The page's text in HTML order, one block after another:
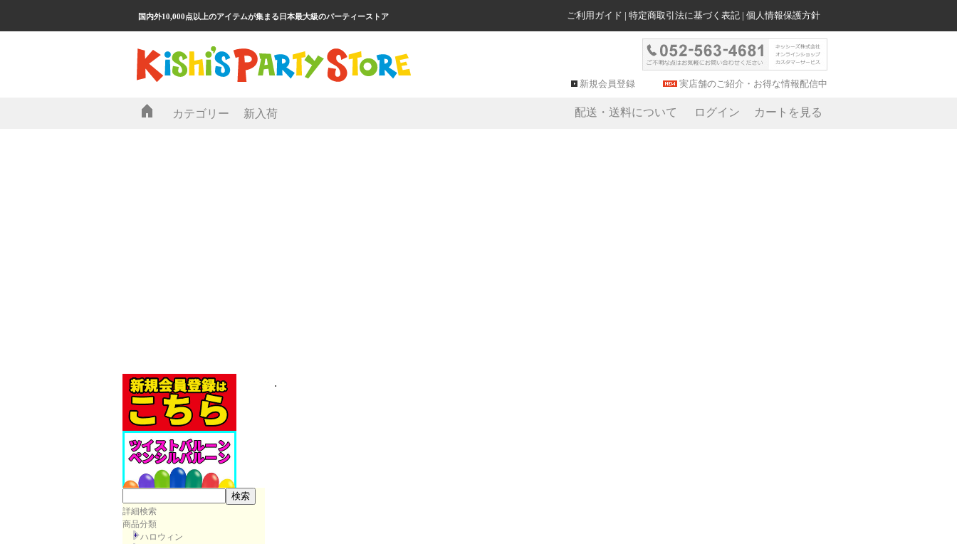
国内外10,000点以上のアイテムが集まる日本最大級のパーティーストア ご利用ガイド | 特定商取引法に基づく表記 | 個人情報保護方針
新規会員登録 実店舗のご紹介・お得な情報配信中
カテゴリー 新入荷 配送・送料について ログイン カートを見る
詳細検索
商品分類
ハロウィン